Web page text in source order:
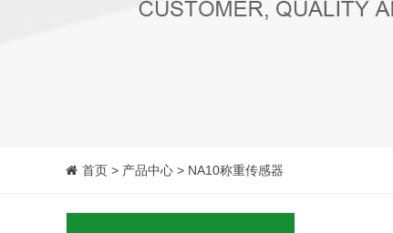
首页 > 产品中心 > NA10称重传感器